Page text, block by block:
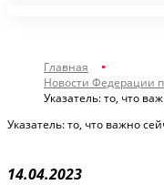
Главная
Новости Федерации
Указатель: то, что
Указатель: то, что важно
14.04.2023